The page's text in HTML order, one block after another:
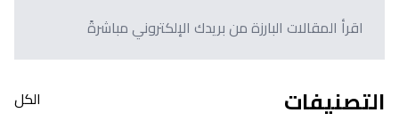
اقرأ المقالات البارزة من بريدك الإلكتروني مباشرةً
التصنيفات الكل